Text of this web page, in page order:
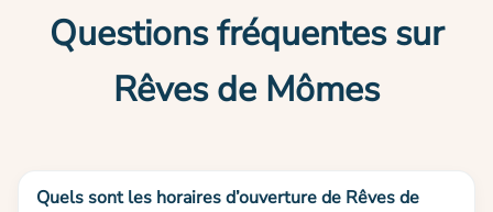
Questions fréquentes sur
Rêves de Mômes
Quels sont les horaires d’ouverture de Rêves de